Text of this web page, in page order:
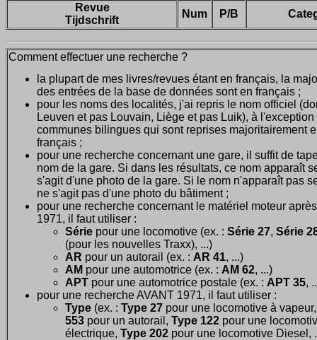
Revue
Tijdschrift
Num P/B
Comment effectuer une recherche ?
la plupart de mes livres/revues étant en français, la
des entrées de la base de données sont en français ;
pour les noms des localités, j'ai repris le nom officiel
Leuven et pas Louvain, Liège et pas Luik), à l'exception
communes bilingues qui sont reprises majoritairement
français ;
pour une recherche concernant une gare, il suffit de
nom de la gare. Si dans les résultats, ce nom apparaît
s'agit d'une photo de la gare. Si le nom n'apparaît pas
ne s'agit pas d'une photo du bâtiment ;
pour une recherche concernant le matériel moteur après
1971, il faut utiliser :
Série pour une locomotive (ex. : Série 27, Série
(pour les nouvelles Traxx), ...)
AR pour un autorail (ex. : AR 41, ...)
AM pour une automotrice (ex. : AM 62, ...)
APT pour une automotrice postale (ex. : APT 35,
pour une recherche AVANT 1971, il faut utiliser :
Type (ex. : Type 27 pour une locomotive à
553 pour un autorail, Type 122 pour une
électrique, Type 202 pour une locomotive Diesel,